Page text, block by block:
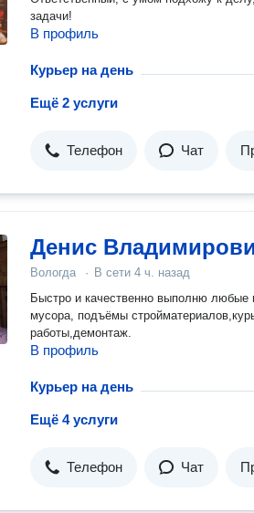
задачи!
В профиль
Курьер на день
Ещё 2 услуги
Телефон Чат
Денис
Вологда · В сети 4 ч. назад
Быстро и качественно выполню любые
мусора, подъёмы
работы,демонтаж.
В профиль
Курьер на день
Ещё 4 услуги
Телефон Чат